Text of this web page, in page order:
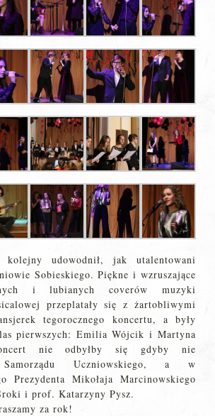
udowodnił, jak utalentowani
Sobieskiego. Piękne i wzruszające
i lubianych coverów muzyki
przeplatały się z żartobliwymi
tegorocznego koncertu, a były
pierwszych: Emilia Wójcik i Martyna
nie odbyłby się gdyby nie
Samorządu Uczniowskiego, a w
Prezydenta Mikołaja Marcinowskiego
i prof. Katarzyny Pysz.
za rok!